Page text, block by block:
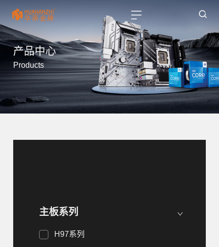
产品中心
Products
主板系列
H97系列